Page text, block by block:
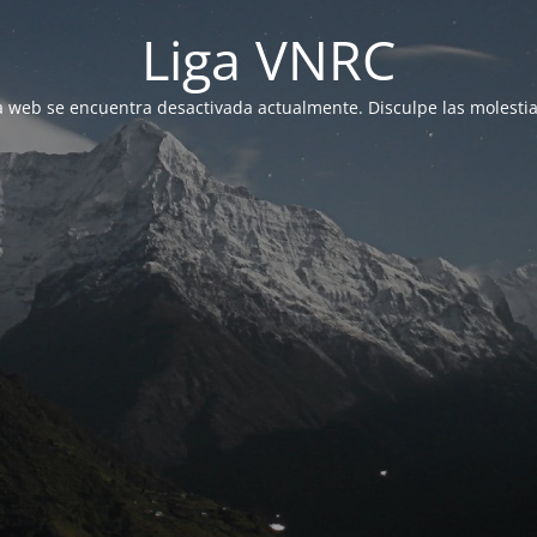
Liga VNRC
web se encuentra desactivada actualmente. Disculpe las